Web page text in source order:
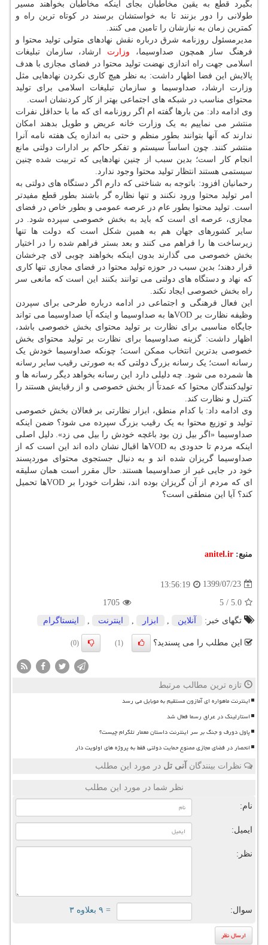
بگیرد قطع به یقین مخاطبان بجای اینکه مخاطبان بخواهند مسیر
طولانی را دور بزنند تا به خواستشان برسند در کوتاه ترین راه و
کمترین زمان به نیازشان را تامین می کنند.
مدیرمسئول روزنامه شرق درباره نقش نهادهای متولی تولید محتوا و
فرهنگ ساز همچون صداوسیما، وزارت ارشاد، سازمان تبلیغات
اسلامی جهت راه اندازی نهضت تولید محتوا در فضای مجازی با هدف
پالایش این فضا اظهار داشت: به نظر هیچ کاری نکردن نهادهایی مثل
وزارت ارشاد، صداوسیما و سازمان تبلیغات اسلامی برای تولید
محتوای مناسب در شبکه های اجتماعی بهتر از کار کردنشان است.
وی ادامه داد: من بارها گفته ام اگر روزنامه ای که ما با حداقل نفرات
منتشر می نماییم به یک وزارت خانه عریض و طویل بدهند امکان
ندارند که آنها بتوانند بطور منظم و حتی به اندازه یک هفته نامه آنرا
منتشر کنند. چون اساساً سیستم و تفکر حاکم بر ادارات دولتی مانع
انجام کار است؛ بدین سبب از چنین نهادهایی که تربیت شده چنین
سیستمی هستند انتظار تولید محتوا وجود ندارد.
رحمانیان افزود: باتوجه به شناختی که دارم اگر دستگاه های دولتی به
امر تولید محتوا ورود نکنند و تنها نظاره گر باشند بطور قطع مفیدتر
است. تولید محتوا بطور عام در عرصه عمومی و بطور خاص در فضای
مجازی، عرصه ای است که باید به بخش خصوصی سپرده شود. در
سایر کشورهای جهان هم به همین شکل است که دولت ها تنها
زیرساخت ها را فراهم می کنند و بعد بستر فراهم شده را در اختیار
بخش خصوصی می گذارند بدون اینکه بخواهند چوبی لای چرخشان
قرار دهند؛ بدین سبب در حوزه تولید محتوا در فضای مجازی تنها کاری
که نهاد و دستگاه های دولتی می توانند بکنند این است که مانعی سر
راه بخش خصوصی ایجاد نکند.
این فعال فرهنگی و اجتماعی در ادامه درباره طرحی برای سپردن
وظیفه نظارت بر VODها به صداوسیما و اینکه آیا صداوسیما می تواند
جایگاه مناسبی برای نظارت بر تولید محتوای بخش خصوصی باشد،
اظهار داشت: گزینه صداوسیما برای نظارت بر تولید محتوای بخش
خصوصی بدترین انتخاب ممکن است؛ چونکه صداوسیما خودش یک
رسانه است؛ یک رسانه بزرگ دولتی که به صورتی رقیب سایر رسانه
ها شمرده می شود. چه دلیلی دارد این رسانه بخواهد دیگر رسانه ها و
تولیدکنندگان محتوا که عمدتاً از بخش خصوصی و از رقبایش هستند را
کنترل و نظارت کند.
وی ادامه داد: با کدام منطق، ابزار نظارتی بر فعالان بخش خصوصی
تولید و توزیع محتوا به یک رقیب بزرگ سپرده می شود؟ ضمن اینکه
صداوسیما «اگر بیل زن بود باغچه خودش را بیل می زد». دلیل اصلی
اینکه مردم تا حدودی به VODها اقبال نشان داده اند این است که از
صداوسیما گریزان شده اند و به دنبال جستجوی محتوای موردپسند
خود در جایی غیر از صداوسیما هستند. حال مقرر است همان سلیقه
ای که مردم از آن گریزان بوده اند، نظرات خودرا بر VODها تحمیل
کند؟ آیا این منطقی است؟
منبع: anitel.ir
1399/07/23
13:56:19
5.0
/
5
1705
تگهای خبر:
آنلاین ابزار اینترنت اینستاگرام
این مطلب را می پسندید؟ (1)
(0)
تازه ترین مطالب مرتبط
اینترنت ماهواره ای آمازون مستقیم به موبایل می رسد
استارلینک در عراق رسما فعال شد
پاول دورف و جنگ بر سر اینترنت داستان معمار تلگرام چیست؟
انحصار در فضای مجازی ممنوع حمایت دولتی فقط به پروژه های اولویت دار
نظرات بینندگان آنی تل در مورد این مطلب
نظر شما در مورد این مطلب
نام:
ایمیل:
نظر:
سوال: = ۹ بعلاوه ۳